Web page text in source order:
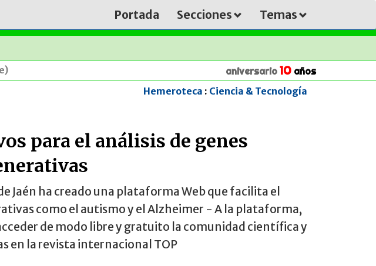
Portada Secciones Temas
aniversario 10 años
Hemeroteca : Ciencia & Tecnología
para el análisis de genes
Jaén ha creado una plataforma Web que facilita el
como el autismo y el Alzheimer - A la plataforma,
de modo libre y gratuito la comunidad científica y
en la revista internacional TOP